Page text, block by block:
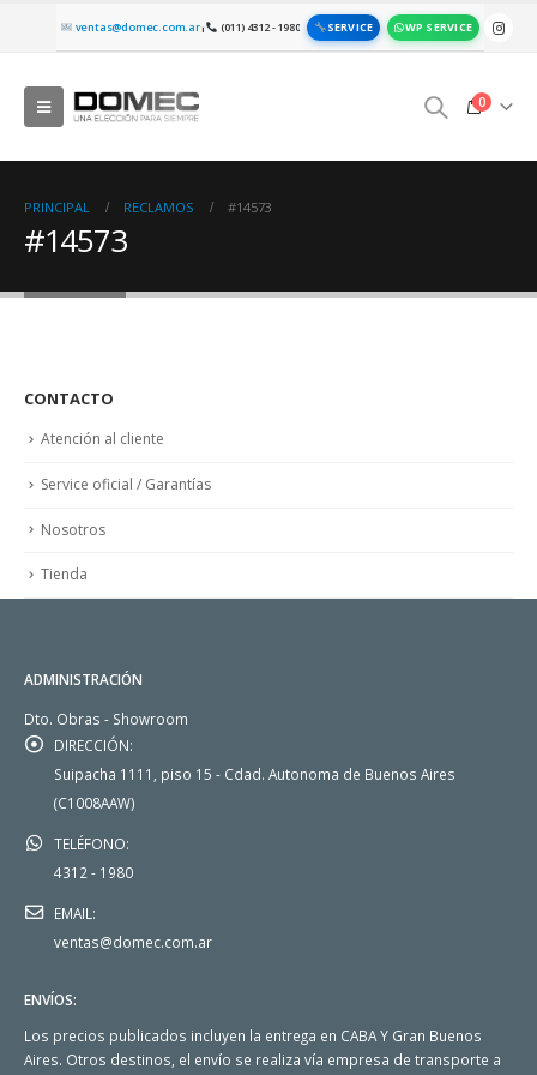
ventas@domec.com.ar| (011) 4312 - 1980 SERVICE WP SERVICE
0
PRINCIPAL RECLAMOS #14573
#14573
CONTACTO
Atención al cliente
Service oficial / Garantías
Nosotros
Tienda
ADMINISTRACIÓN
Dto. Obras - Showroom
DIRECCIÓN:
Suipacha 1111, piso 15 - Cdad. Autonoma de Buenos Aires
(C1008AAW)
TELÉFONO:
4312 - 1980
EMAIL:
ventas@domec.com.ar
ENVÍOS:
Los precios publicados incluyen la entrega en CABA Y Gran Buenos
Aires. Otros destinos, el envío se realiza vía empresa de transporte a